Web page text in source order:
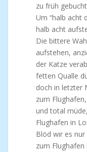
zu früh
Um “halb acht
halb acht
Die bittere
aufstehen,
der Katze
fetten Qualle
doch in letzter
zum
und total
Flughafen in
Blöd wir es
zum